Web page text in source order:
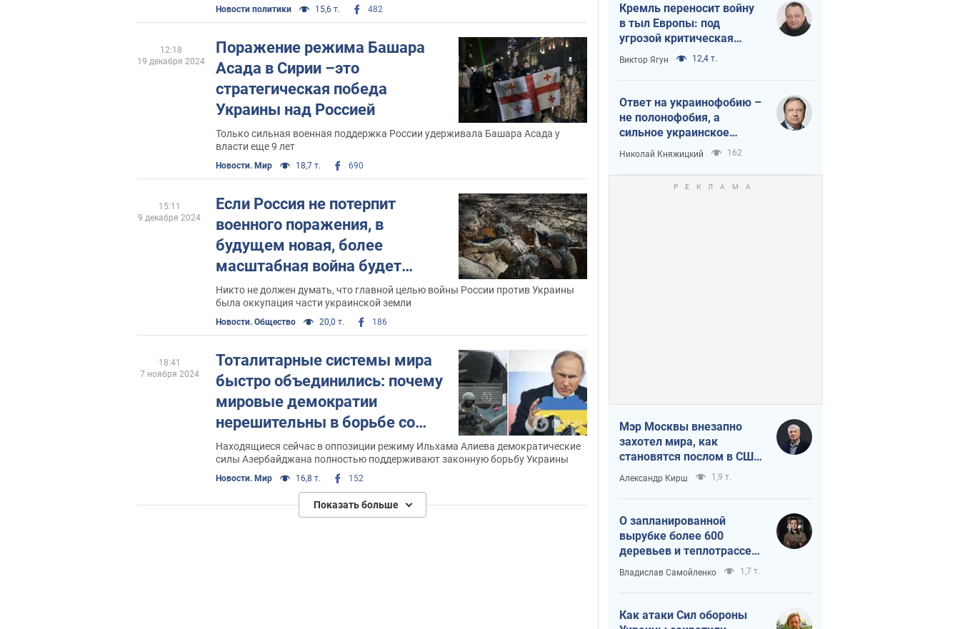
Новости политики 15,6 т. 482
Поражение режима Башара
Асада в Сирии –это
стратегическая победа
Украины над Россией
Только сильная военная поддержка России удерживала Башара Асада у
власти еще 9 лет
Новости. Мир 18,7 т. 690
12:18
19 декабря 2024
Если Россия не потерпит
военного поражения, в
будущем новая, более
масштабная война будет
неизбежна
Никто не должен думать, что главной целью войны России против Украины
была оккупация части украинской земли
Новости. Общество 20,0 т. 186
15:11
9 декабря 2024
Тоталитарные системы мира
быстро объединились: почему
мировые демократии
нерешительны в борьбе со
злом?
Находящиеся сейчас в оппозиции режиму Ильхама Алиева демократические
силы Азербайджана полностью поддерживают законную борьбу Украины
Новости. Мир 16,8 т. 152
18:41
7 ноября 2024
Показать больше
Кремль переносит войну
в тыл Европы: под
угрозой критическая
логистика
Виктор Ягун 12,4 т.
Ответ на украинофобию –
не полонофобия, а
сильное украинское
государство
Николай Княжицкий 162
Мэр Москвы внезапно
захотел мира, как
становятся послом в США
и новые украинские топ-
рейтинги
Александр Кирш 1,9 т.
О запланированной
вырубке более 600
деревьев и теплотрассе:
что происходит на
Теремках в Киеве
Владислав Самойленко 1,7 т.
Как атаки Сил обороны